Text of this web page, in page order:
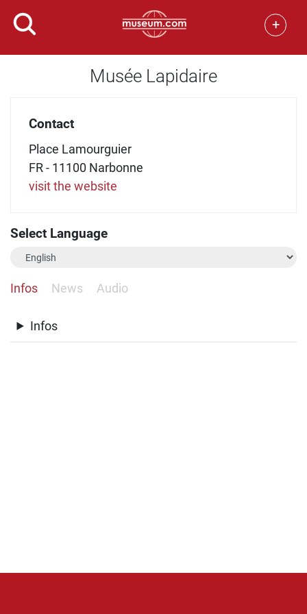
+
Musée Lapidaire
Contact
Place Lamourguier
FR - 11100 Narbonne
visit the website
Select Language
Infos News Audio
Infos